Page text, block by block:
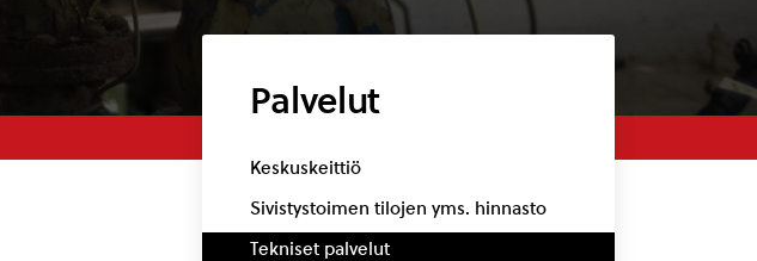
Palvelut
Keskuskeittiö
Sivistystoimen tilojen yms. hinnasto
Tekniset palvelut